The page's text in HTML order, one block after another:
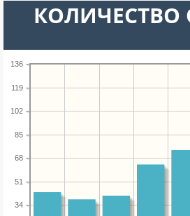
КОЛИЧЕСТВО
34
51
68
85
102
119
136